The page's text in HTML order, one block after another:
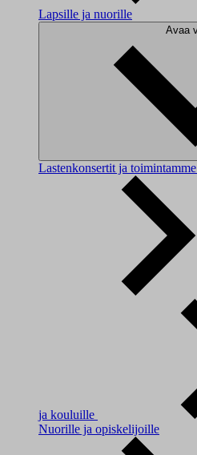
Lapsille ja nuorille
Avaa
Lastenkonsertit ja
ja kouluille
Nuorille ja opiskelijoille